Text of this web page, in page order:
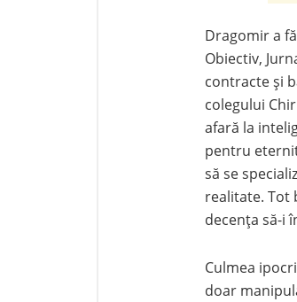
Dragomir a
Obiectiv,
contracte și
colegului
afară la
pentru
să se
realitate. Tot
decența să-i
Culmea
doar